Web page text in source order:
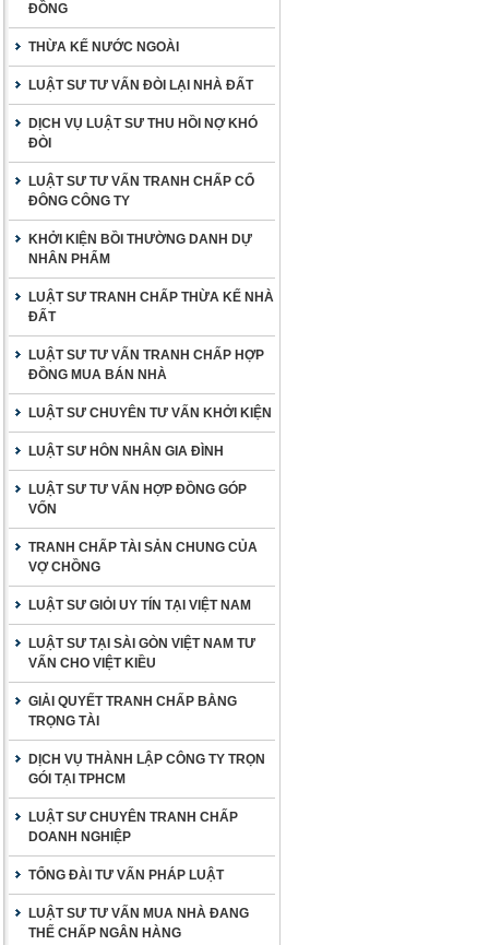
ĐỒNG
THỪA KẾ NƯỚC NGOÀI
LUẬT SƯ TƯ VẤN ĐÒI LẠI NHÀ ĐẤT
DỊCH VỤ LUẬT SƯ THU HỒI NỢ KHÓ
ĐÒI
LUẬT SƯ TƯ VẤN TRANH CHẤP CỔ
ĐÔNG CÔNG TY
KHỞI KIỆN BỒI THƯỜNG DANH DỰ
NHÂN PHẨM
LUẬT SƯ TRANH CHẤP THỪA KẾ NHÀ
ĐẤT
LUẬT SƯ TƯ VẤN TRANH CHẤP HỢP
ĐỒNG MUA BÁN NHÀ
LUẬT SƯ CHUYÊN TƯ VẤN KHỞI KIỆN
LUẬT SƯ HÔN NHÂN GIA ĐÌNH
LUẬT SƯ TƯ VẤN HỢP ĐỒNG GÓP
VỐN
TRANH CHẤP TÀI SẢN CHUNG CỦA
VỢ CHỒNG
LUẬT SƯ GIỎI UY TÍN TẠI VIỆT NAM
LUẬT SƯ TẠI SÀI GÒN VIỆT NAM TƯ
VẤN CHO VIỆT KIỀU
GIẢI QUYẾT TRANH CHẤP BẰNG
TRỌNG TÀI
DỊCH VỤ THÀNH LẬP CÔNG TY TRỌN
GÓI TẠI TPHCM
LUẬT SƯ CHUYÊN TRANH CHẤP
DOANH NGHIỆP
TỔNG ĐÀI TƯ VẤN PHÁP LUẬT
LUẬT SƯ TƯ VẤN MUA NHÀ ĐANG
THẾ CHẤP NGÂN HÀNG